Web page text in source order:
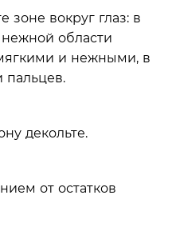
зоне вокруг глаз: в
области
и нежными, в
пальцев.
декольте.
от остатков